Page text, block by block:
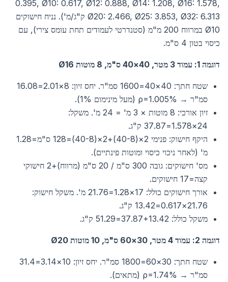
0.395, Ø10: 0.617, Ø12: 0.888, Ø14: 1.208, Ø16: 1.578,
Ø20: 2.466, Ø25: 3.853, Ø32: 6.313 ק"ג/מ'). נניח חישוקים
Ø10 במרווח 200 מ"מ (סטנדרטי לעמודים תחת עומס צירי), עם
כיסוי בטון 4 ס"מ.
דוגמה 1: עמוד 3 מטר, 40×40 ס"מ, 8 מוטות Ø16
שטח חתך: 40×40=1600 סמ"ר. יחס זיון: 8×2.01=16.08
סמ"ר → ρ=1.005% (מעל מינימום 1%).
זיון אורכי: 8 מוטות × 3 מ' = 24 מ'. משקל:
24×1.578=37.87 ק"ג.
היקף חישוק: פנימי 2×(40-8)+2×(40-8)=128 ס"מ=1.28
מ' (לאחר ניכוי כיסוי ומוטות פינתיים).
מס' חישוקים: גובה 300 ס"מ / 20 ס"מ (מרווח)+2 חישוקי
קצה=17 חישוקים.
אורך חישוקים כולל: 17×1.28=21.76 מ'. משקל חישוק:
21.76×0.617=13.42 ק"ג.
משקל כולל: 37.87+13.42=51.29 ק"ג.
דוגמה 2: עמוד 4 מטר, 30×60 ס"מ, 10 מוטות Ø20
שטח חתך: 30×60=1800 סמ"ר. יחס זיון: 10×3.14=31.4
סמ"ר → ρ=1.74% (מתאים).